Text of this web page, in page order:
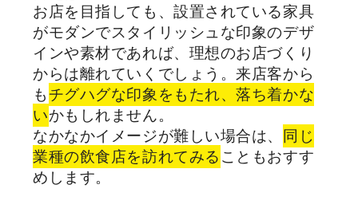
お店を目指しても、設置されている家具
がモダンでスタイリッシュな印象のデザ
インや素材であれば、理想のお店づくり
からは離れていくでしょう。来店客から
も チグハグな印象をもたれ、落ち着かな
いかもしれません。
なかなかイメージが難しい場合は、
同じ
業種の飲食店を訪れてみる こともおすす
めします。